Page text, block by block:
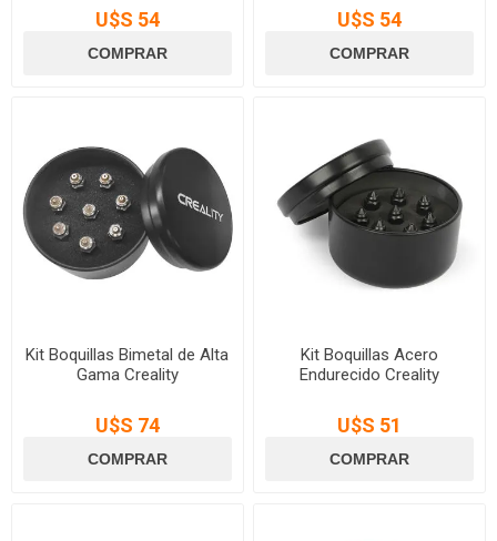
U$S 54 U$S 54
Kit Boquillas Bimetal de Alta
Gama Creality
U$S 74
Kit Boquillas Acero
Endurecido Creality
U$S 51